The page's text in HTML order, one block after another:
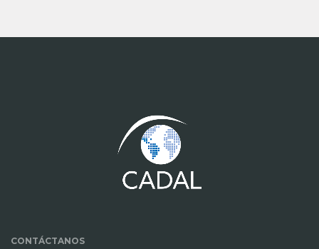
CONTÁCTANOS